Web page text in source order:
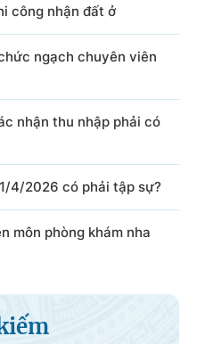
công nhận đất ở
ngạch chuyên viên
nhận thu nhập phải có
4/2026 có phải tập sự?
môn phòng khám nha